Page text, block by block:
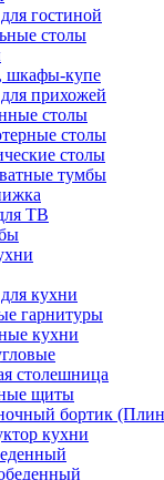
гостиной
столы
купе
прихожей
столы
столы
столы
тумбы
ТВ
кухни
гарнитуры
кухни
столешница
щиты
бортик
кухни